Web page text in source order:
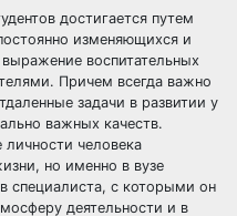
достигается путем
изменяющихся и
воспитательных
Причем всегда важно
задачи в развитии у
важных качеств.
человека
но именно в вузе
специалиста, с которыми он
деятельности и в